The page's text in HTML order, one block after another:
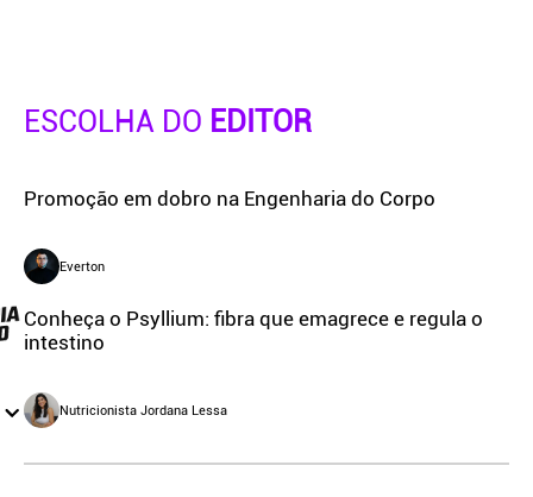
ESCOLHA DO EDITOR
Promoção em dobro na Engenharia do Corpo
Everton
Conheça o Psyllium: fibra que emagrece e regula o
intestino
Nutricionista Jordana Lessa